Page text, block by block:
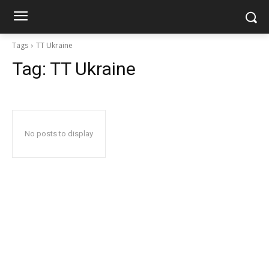
Tags TT Ukraine
Tag: TT Ukraine
No posts to display